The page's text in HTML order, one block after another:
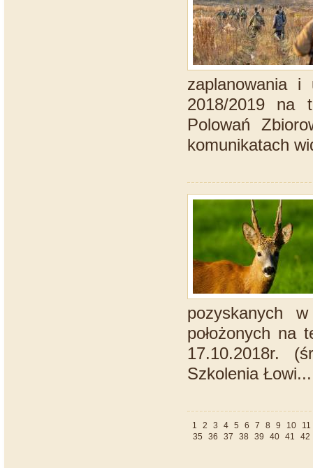
zaplanowania i
2018/2019 na
Polowań
komunikatach
pozyskanych
położonych na
17.10.2018r.
Szkolenia Łowi...
1 2 3 4 5 6 7 8 9 10
11
35
36 37 38 39 40 41 42